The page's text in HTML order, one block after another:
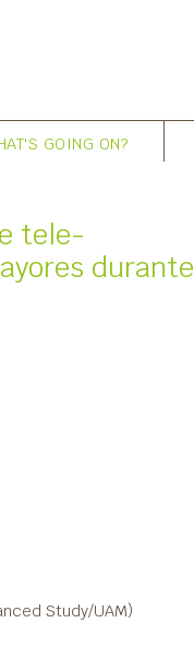
GOING ON?
tele-
durante
Study/UAM)